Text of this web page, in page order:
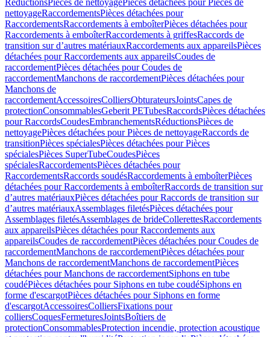
RéductionsPièces de nettoyagePièces détachées pour Pièces de
nettoyageRaccordementsPièces détachées pour
RaccordementsRaccordements à emboîterPièces détachées pour
Raccordements à emboîterRaccordements à griffesRaccords de
transition sur d’autres matériauxRaccordements aux appareilsPièces
détachées pour Raccordements aux appareilsCoudes de
raccordementPièces détachées pour Coudes de
raccordementManchons de raccordementPièces détachées pour
Manchons de
raccordementAccessoiresColliersObturateursJointsCapes de
protectionConsommablesGeberit PETubesRaccordsPièces détachées
pour RaccordsCoudesEmbranchementsRéductionsPièces de
nettoyagePièces détachées pour Pièces de nettoyageRaccords de
transitionPièces spécialesPièces détachées pour Pièces
spécialesPièces SuperTubeCoudesPièces
spécialesRaccordementsPièces détachées pour
RaccordementsRaccords soudésRaccordements à emboîterPièces
détachées pour Raccordements à emboîterRaccords de transition sur
d’autres matériauxPièces détachées pour Raccords de transition sur
d’autres matériauxAssemblages filetésPièces détachées pour
Assemblages filetésAssemblages de brideCollerettesRaccordements
aux appareilsPièces détachées pour Raccordements aux
appareilsCoudes de raccordementPièces détachées pour Coudes de
raccordementManchons de raccordementPièces détachées pour
Manchons de raccordementManchons de raccordementPièces
détachées pour Manchons de raccordementSiphons en tube
coudéPièces détachées pour Siphons en tube coudéSiphons en
forme d'escargotPièces détachées pour Siphons en forme
d'escargotAccessoiresColliersFixations pour
colliersCoquesFermeturesJointsBoîtiers de
protectionConsommablesProtection incendie, protection acoustique